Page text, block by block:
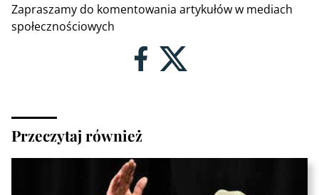
Zapraszamy do komentowania artykułów w mediach
społecznościowych
Przeczytaj również